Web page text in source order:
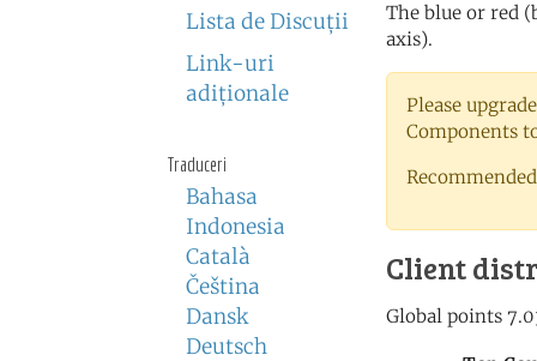
Lista de Discuţii
Link-uri
adiţionale
Traduceri
Bahasa
Indonesia
Català
Čeština
Dansk
Deutsch
The blue or red
axis).
Please
Components
Client